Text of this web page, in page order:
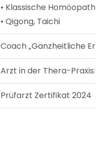
• Klassische Homöopathie
• Qigong, Taichi
Coach „Ganzheitliche
Arzt in der Thera-
Prüfarzt Zertifikat 2024